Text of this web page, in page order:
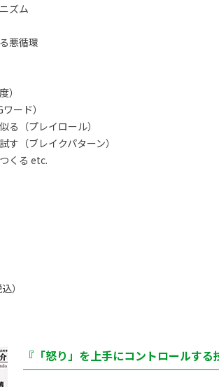
ズム
悪循環
）
ード）
る（プレイロール）
す（ブレイクパターン）
くる etc.
）
『「怒り」を上手にコントロールす